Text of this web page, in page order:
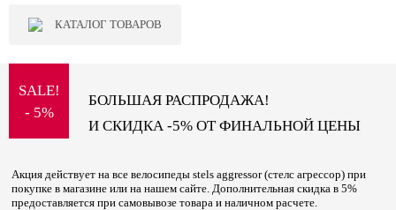
КАТАЛОГ ТОВАРОВ
SALE!
- 5%
БОЛЬШАЯ РАСПРОДАЖА!
И СКИДКА -5% ОТ ФИНАЛЬНОЙ ЦЕНЫ
Акция действует на все велосипеды stels aggressor (стелс агрессор) при
покупке в магазине или на нашем сайте. Дополнительная скидка в 5%
предоставляется при самовывозе товара и наличном расчете.